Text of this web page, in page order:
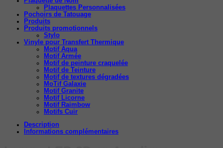
Plaquettes Personnalisées
Pochoirs de Tatouage
Produits
Produits promotionnels
Stylo
Vinyle pour Transfert Thermique
Motif Aqua
Motif Armée
Motif de peinture craquelée
Motif de Teinture
Motif de textures dégradées
MoTif Galaxie
Motif Granite
Motif Licorne
Motif Raimbow
Motifs Cuir
Description
Informations complémentaires